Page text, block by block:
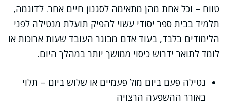
טווח – וכל אחת מהן מתאימה לסגנון חיים אחר. לדוגמה,
תלמיד בבית ספר יסודי עשוי להפיק תועלת מנטילה לפני
הלימודים בלבד, בעוד אדם מבוגר העובד שעות ארוכות או
לומד לתואר ידרוש כיסוי ממושך יותר במהלך היום.
נטילה פעם ביום מול פעמיים או שלוש ביום – תלוי
באורך ההשפעה הרצויה